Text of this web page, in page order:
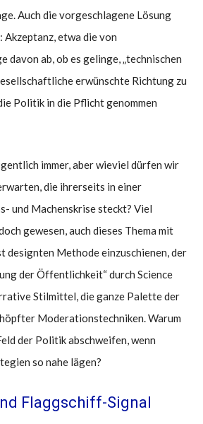
Auch die vorgeschlagene Lösung
etwa die von
davon ab, ob es gelinge, „technischen
erwünschte Richtung zu
Politik in die Pflicht genommen
immer, aber wieviel dürfen wir
die ihrerseits in einer
und Machenskrise steckt? Viel
gewesen, auch dieses Thema mit
designten Methode einzuschienen, der
der Öffentlichkeit“ durch Science
Stilmittel, die ganze Palette der
Moderationstechniken. Warum
der Politik abschweifen, wenn
so nahe lägen?
Flaggschiff-Signal